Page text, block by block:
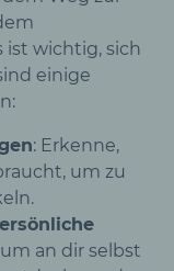
ist wichtig, sich
einige
: Erkenne,
um zu
an dir selbst